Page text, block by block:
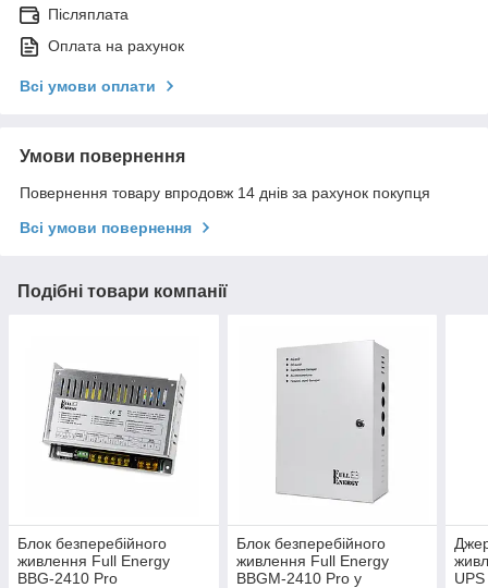
Післяплата
Оплата на рахунок
Всі умови оплати
Умови повернення
Повернення товару впродовж 14 днів за рахунок покупця
Всі умови повернення
Подібні товари компанії
Блок безперебійного
живлення Full Energy
BBG-2410 Pro
Блок безперебійного
живлення Full Energy
BBGM-2410 Pro у